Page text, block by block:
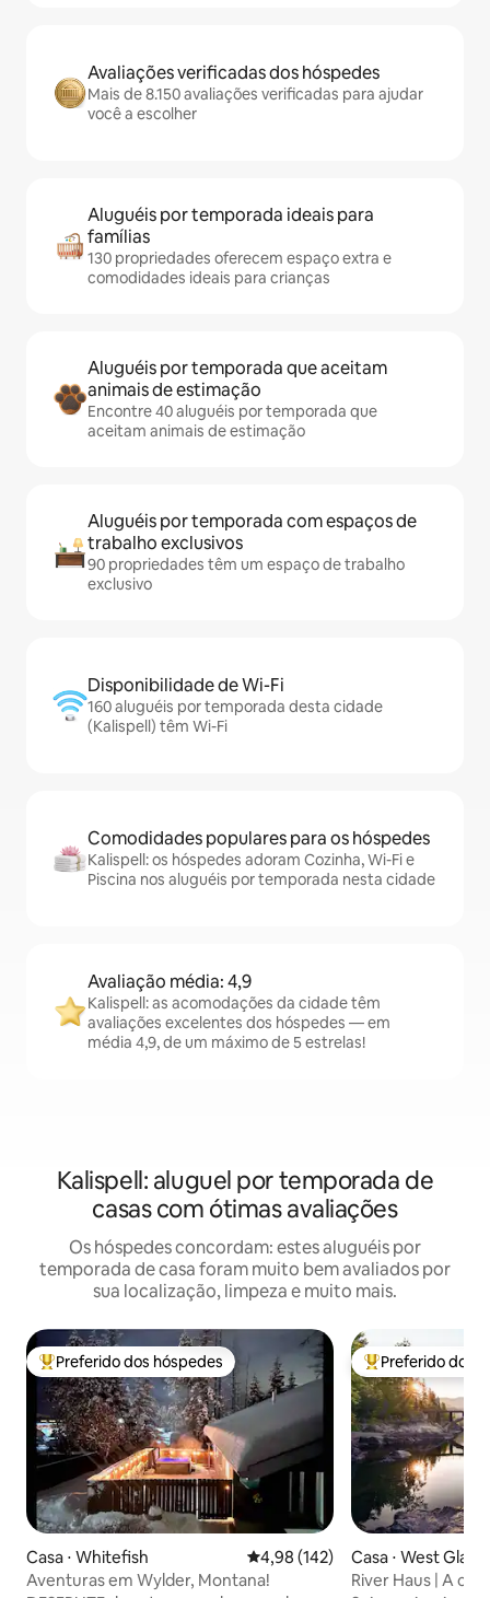
Avaliações verificadas dos hóspedes
Mais de 8.150 avaliações verificadas para ajudar
você a escolher
Aluguéis por temporada ideais para
famílias
130 propriedades oferecem espaço extra e
comodidades ideais para crianças
Aluguéis por temporada que aceitam
animais de estimação
Encontre 40 aluguéis por temporada que
aceitam animais de estimação
Aluguéis por temporada com espaços de
trabalho exclusivos
90 propriedades têm um espaço de trabalho
exclusivo
Disponibilidade de Wi-Fi
160 aluguéis por temporada desta cidade
(Kalispell) têm Wi-Fi
Comodidades populares para os hóspedes
Kalispell: os hóspedes adoram Cozinha, Wi-Fi e
Piscina nos aluguéis por temporada nesta cidade
Avaliação média: 4,9
Kalispell: as acomodações da cidade têm
avaliações excelentes dos hóspedes — em
média 4,9, de um máximo de 5 estrelas!
Kalispell: aluguel por temporada de
casas com ótimas avaliações
Os hóspedes concordam: estes aluguéis por
temporada de casa foram muito bem avaliados por
sua localização, limpeza e muito mais.
Entre os melhores preferidos dos hóspedes
Preferido dos hóspedes
Casa ⋅ Whitefish 4,98 de uma avaliação média de
4,98 (142)
Aventuras em Wylder, Montana!
Entre os
Preferido dos
Casa ⋅ West
River Haus | A